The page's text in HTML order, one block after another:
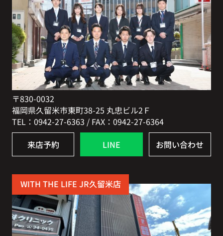
〒830-0032
福岡県久留米市東町38-25 丸忠ビル2Ｆ
TEL：0942-27-6363 / FAX：0942-27-6364
来店予約 LINE お問い合わせ
WITH THE LIFE JR久留米店